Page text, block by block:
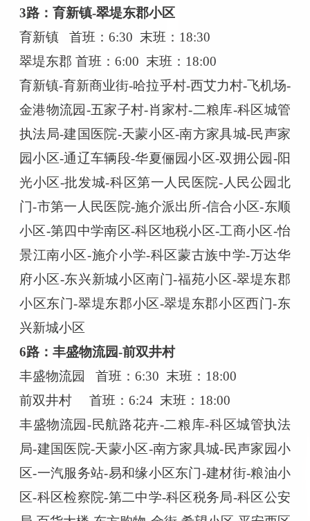
3路：育新镇-翠堤东郡小区
育新镇
首班： 6:30 末班：18:30
翠堤东郡 首班： 6:00 末班：18:00
育新镇-育新商业街-哈拉乎村-西艾力村-飞机场-
金港物流园-五家子村-肖家村-二粮库-科区城管
执法局-建国医院-天蒙小区-南方家具城-民声家
园小区-通辽车辆段-华夏俪园小区-双拥公园-阳
光小区-批发城-科区第一人民医院-人民公园北
门-市第一人民医院-施介派出所-信合小区-东顺
小区-第四中学南区-科区地税小区-工商小区-怡
景江南小区-施介小学-科区蒙古族中学-万达华
府小区-东兴新城小区南门-福苑小区-翠堤东郡
小区东门-翠堤东郡小区-翠堤东郡小区西门-东
兴新城小区
6路：丰盛物流园-前双井村
丰盛物流园
首班： 6:30 末班：18:00
前双井村
首班： 6:24 末班：18:00
丰盛物流园-民航路花卉-二粮库-科区城管执法
局-建国医院-天蒙小区-南方家具城-民声家园小
区-一汽服务站-易和缘小区东门-建材街-粮油小
区-科区检察院-第二中学-科区税务局-科区公安